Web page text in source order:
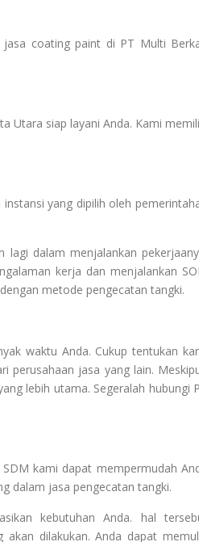
jasa coating paint di PT Multi
Utara siap layani Anda. Kami
yang dipilih oleh
dalam menjalankan
kerja dan menjalankan
metode pengecatan tangki.
waktu Anda. Cukup tentukan
perusahaan jasa yang lain.
lebih utama. Segeralah hubungi
kami dapat mempermudah
dalam jasa pengecatan tangki.
kebutuhan Anda. hal
dilakukan. Anda dapat